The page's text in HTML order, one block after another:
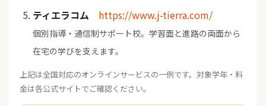
ティエラコム https://www.j-tierra.com/
個別指導・通信制サポート校。学習面と進路の両面から
在宅の学びを支えます。
上記は全国対応のオンラインサービスの一例です。対象学年・料
金は各公式サイトでご確認ください。